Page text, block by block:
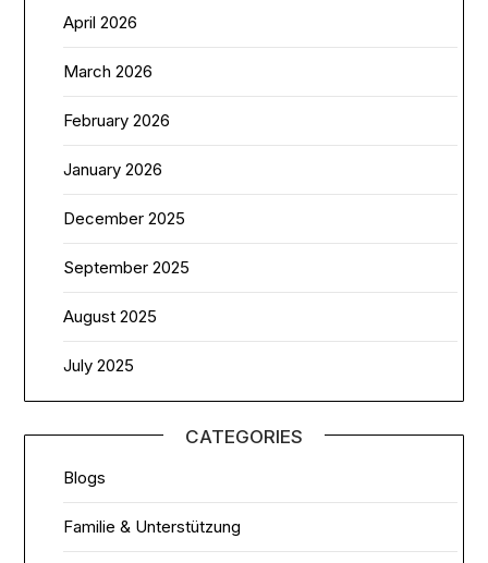
April 2026
March 2026
February 2026
January 2026
December 2025
September 2025
August 2025
July 2025
CATEGORIES
Blogs
Familie & Unterstützung